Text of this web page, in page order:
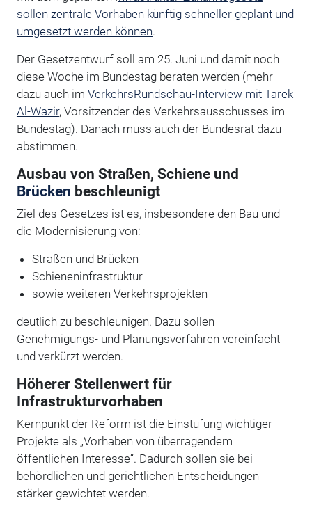
sollen zentrale Vorhaben künftig schneller geplant und
umgesetzt werden können.
Der Gesetzentwurf soll am 25. Juni und damit noch
diese Woche im Bundestag beraten werden (mehr
dazu auch im VerkehrsRundschau-Interview mit Tarek
Al-Wazir, Vorsitzender des Verkehrsausschusses im
Bundestag). Danach muss auch der Bundesrat dazu
abstimmen.
Ausbau von Straßen, Schiene und
Brücken beschleunigt
Ziel des Gesetzes ist es, insbesondere den Bau und
die Modernisierung von:
Straßen und Brücken
Schieneninfrastruktur
sowie weiteren Verkehrsprojekten
deutlich zu beschleunigen. Dazu sollen
Genehmigungs- und Planungsverfahren vereinfacht
und verkürzt werden.
Höherer Stellenwert für
Infrastrukturvorhaben
Kernpunkt der Reform ist die Einstufung wichtiger
Projekte als „Vorhaben von überragendem
öffentlichen Interesse“. Dadurch sollen sie bei
behördlichen und gerichtlichen Entscheidungen
stärker gewichtet werden.